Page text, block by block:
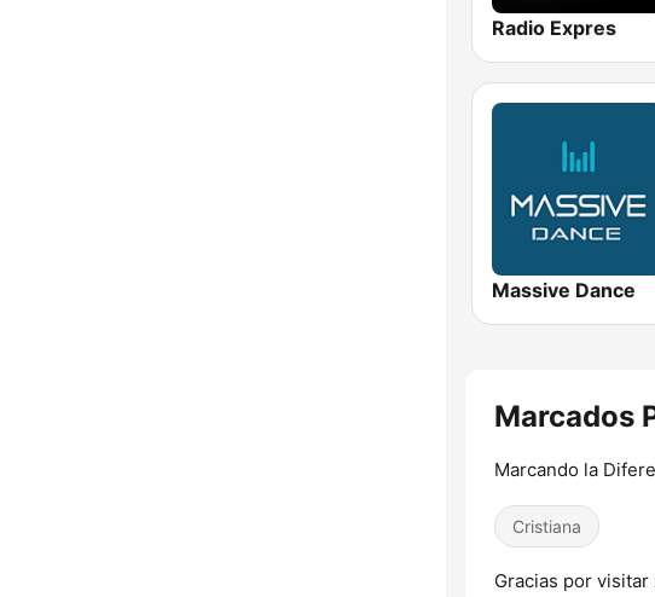
Radio Expres
Massive Dance
Marcados
Marcando la
Cristiana
Gracias por